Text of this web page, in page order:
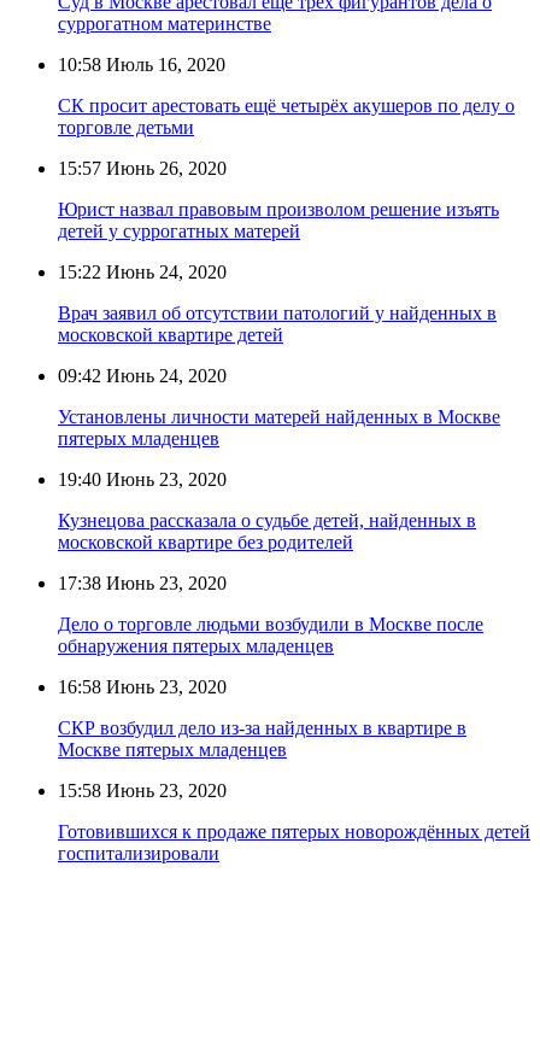
суррогатном материнстве
10:58 Июль 16, 2020
СК просит арестовать ещё четырёх акушеров по делу о
торговле детьми
15:57 Июнь 26, 2020
Юрист назвал правовым произволом решение изъять
детей у суррогатных матерей
15:22 Июнь 24, 2020
Врач заявил об отсутствии патологий у найденных в
московской квартире детей
09:42 Июнь 24, 2020
Установлены личности матерей найденных в Москве
пятерых младенцев
19:40 Июнь 23, 2020
Кузнецова рассказала о судьбе детей, найденных в
московской квартире без родителей
17:38 Июнь 23, 2020
Дело о торговле людьми возбудили в Москве после
обнаружения пятерых младенцев
16:58 Июнь 23, 2020
СКР возбудил дело из-за найденных в квартире в
Москве пятерых младенцев
15:58 Июнь 23, 2020
Готовившихся к продаже пятерых новорождённых детей
госпитализировали